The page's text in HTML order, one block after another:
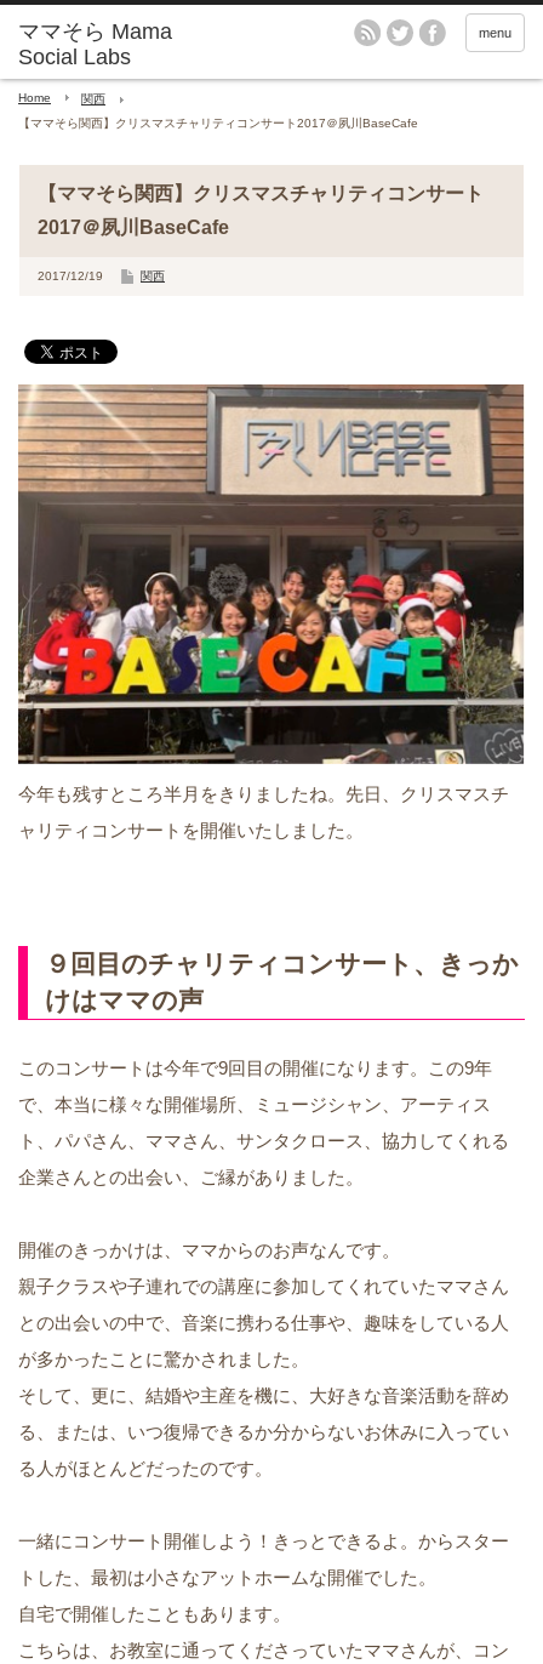
menu
Home
関西
【ママそら関西】クリスマスチャリティコンサート2017＠夙川BaseCafe
【ママそら関西】クリスマスチャリティコンサート
2017＠夙川BaseCafe
2017/12/19 関西
今年も残すところ半月をきりましたね。先日、クリスマスチ
ャリティコンサートを開催いたしました。
９回目のチャリティコンサート、きっか
けはママの声
このコンサートは今年で9回目の開催になります。この9年
で、本当に様々な開催場所、ミュージシャン、アーティス
ト、パパさん、ママさん、サンタクロース、協力してくれる
企業さんとの出会い、ご縁がありました。
開催のきっかけは、ママからのお声なんです。
親子クラスや子連れでの講座に参加してくれていたママさん
との出会いの中で、音楽に携わる仕事や、趣味をしている人
が多かったことに驚かされました。
そして、更に、結婚や主産を機に、大好きな音楽活動を辞め
る、または、いつ復帰できるか分からないお休みに入ってい
る人がほとんどだったのです。
一緒にコンサート開催しよう！きっとできるよ。からスター
トした、最初は小さなアットホームな開催でした。
自宅で開催したこともあります。
こちらは、お教室に通ってくださっていたママさんが、コン